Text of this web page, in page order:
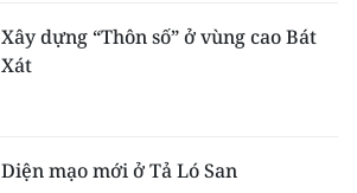
Xây dựng “Thôn số” ở vùng cao Bát
Xát
Diện mạo mới ở Tả Ló San